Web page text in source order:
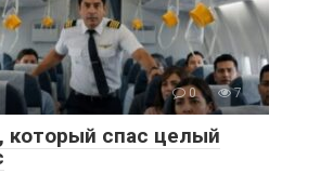
0 7
который спас целый